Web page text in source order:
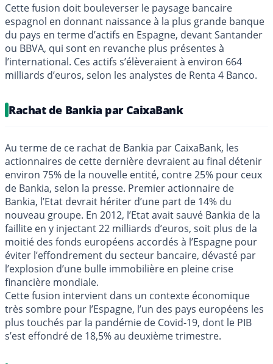
Cette fusion doit bouleverser le paysage bancaire
espagnol en donnant naissance à la plus grande banque
du pays en terme d’actifs en Espagne, devant Santander
ou BBVA, qui sont en revanche plus présentes à
l’international. Ces actifs s’élèveraient à environ 664
milliards d’euros, selon les analystes de Renta 4 Banco.
Rachat de Bankia par CaixaBank
Au terme de ce rachat de Bankia par CaixaBank, les
actionnaires de cette dernière devraient au final détenir
environ 75% de la nouvelle entité, contre 25% pour ceux
de Bankia, selon la presse. Premier actionnaire de
Bankia, l’Etat devrait hériter d’une part de 14% du
nouveau groupe. En 2012, l’Etat avait sauvé Bankia de la
faillite en y injectant 22 milliards d’euros, soit plus de la
moitié des fonds européens accordés à l’Espagne pour
éviter l’effondrement du secteur bancaire, dévasté par
l’explosion d’une bulle immobilière en pleine crise
financière mondiale.
Cette fusion intervient dans un contexte économique
très sombre pour l’Espagne, l’un des pays européens les
plus touchés par la pandémie de Covid-19, dont le PIB
s’est effondré de 18,5% au deuxième trimestre.